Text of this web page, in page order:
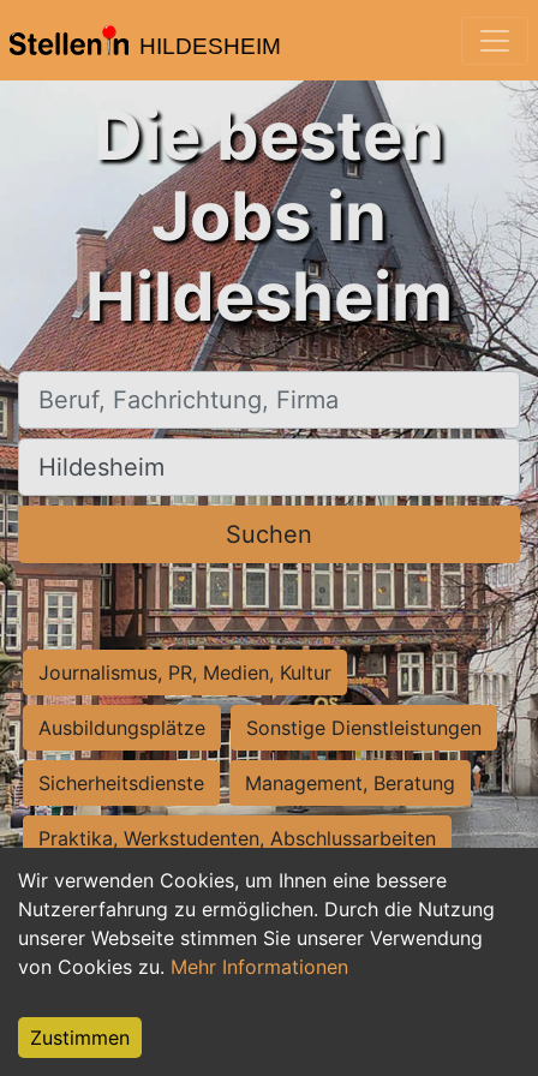
HILDESHEIM
Wir verwenden Cookies, um Ihnen eine bessere
Nutzererfahrung zu ermöglichen. Durch die Nutzung
unserer Webseite stimmen Sie unserer Verwendung
von Cookies zu. Mehr Informationen
Zustimmen
Die besten
Jobs in
Hildesheim
Beruf, Fachrichtung, Firma
Ort, Stadt
Suchen
Journalismus, PR, Medien, Kultur
Ausbildungsplätze Sonstige Dienstleistungen
Sicherheitsdienste Management, Beratung
Praktika, Werkstudenten, Abschlussarbeiten
Personalwesen Assistenz, Sekretariat
Hilfskräfte, Aushilfs- und Nebenjobs
Weiterbildung, Studium, duale Ausbildung